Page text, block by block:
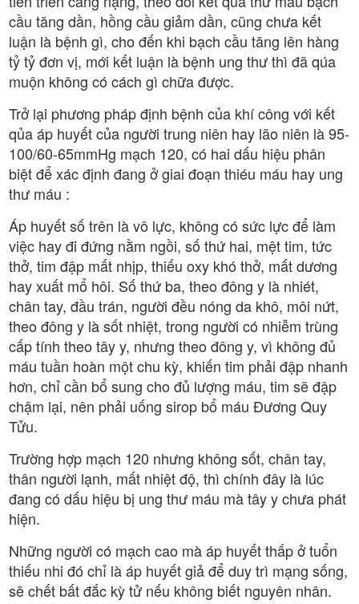
cầu tăng dần, hồng cầu giảm dần, cũng chưa kết
luận là bệnh gì, cho đến khi bạch cầu tăng lên hàng
tỷ tỷ đơn vị, mới kết luận là bệnh ung thư thì đã qúa
muộn không có cách gì chữa được.
Trở lại phương pháp định bệnh của khí công với kết
qủa áp huyết của người trung niên hay lão niên là 95-
100/60-65mmHg mạch 120, có hai dấu hiệu phân
biệt để xác định đang ở giai đoạn thiéu máu hay ung
thư máu :
Áp huyết số trên là vô lực, không có sức lực để làm
việc hay đi đứng nằm ngồi, số thứ hai, mệt tim, tức
thở, tim đập mất nhịp, thiếu oxy khó thở, mất dương
hay xuất mổ hôi. Số thứ ba, theo đông y là nhiét,
chân tay, đầu trán, người đều nóng da khô, môi nứt,
theo đông y là sốt nhiệt, trong người có nhiễm trùng
cấp tính theo tây y, nhưng theo đông y, vì không đủ
máu tuần hoàn một chu kỳ, khiến tim phải đập nhanh
hơn, chỉ cần bổ sung cho đủ lượng máu, tim sẽ đập
chậm lại, nên phải uống sirop bổ máu Đương Quy
Tửu.
Trường hợp mạch 120 nhưng không sốt, chân tay,
thân người lạnh, mất nhiệt độ, thì chính đây là lúc
đang có dấu hiệu bị ung thư máu mà tây y chưa phát
hiện.
Những người có mạch cao mà áp huyết thấp ở tuổn
thiếu nhi đó chỉ là áp huyết giả để duy trì mạng sống,
sẽ chết bất đắc kỳ tử nếu không biết nguyên nhân.